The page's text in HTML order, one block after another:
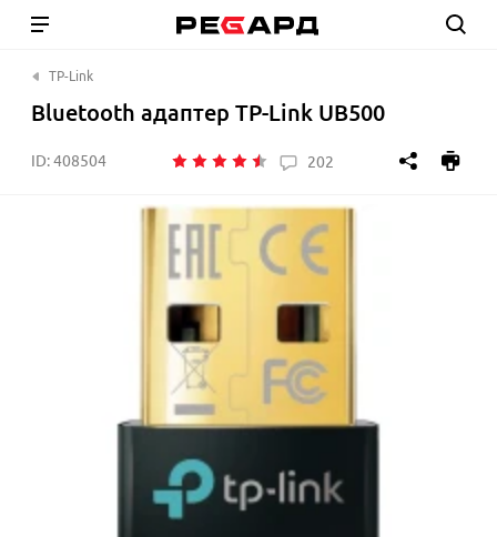
TP-Link
Bluetooth адаптер TP-Link UB500
ID:408504 202